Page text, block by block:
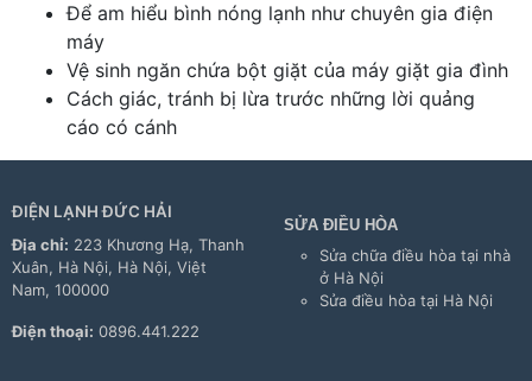
Để am hiểu bình nóng lạnh như chuyên gia điện
máy
Vệ sinh ngăn chứa bột giặt của máy giặt gia đình
Cách giác, tránh bị lừa trước những lời quảng
cáo có cánh
ĐIỆN LẠNH ĐỨC HẢI
Địa chỉ: 223 Khương Hạ, Thanh
Xuân, Hà Nội, Hà Nội, Việt
Nam, 100000
Điện thoại: 0896.441.222
SỬA ĐIỀU HÒA
Sửa chữa điều hòa tại nhà
ở Hà Nội
Sửa điều hòa tại Hà Nội